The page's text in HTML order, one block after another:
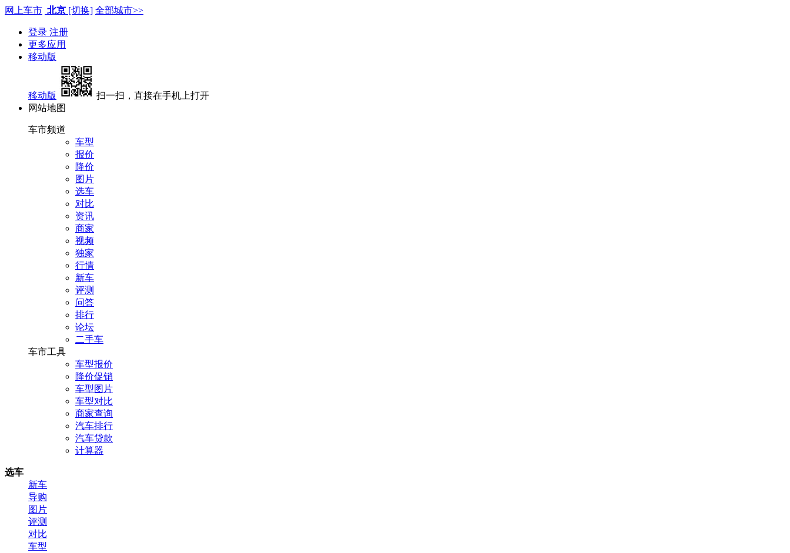
网上车市 北京 [切换] 全部城市>>
登录 注册
更多应用
移动版
移动版
扫一扫，直接在手机上打开
网站地图
车市频道
车型
报价
降价
图片
选车
对比
资讯
商家
视频
独家
行情
新车
评测
问答
排行
论坛
二手车
车市工具
车型报价
降价促销
车型图片
车型对比
商家查询
汽车排行
汽车贷款
计算器
选车
新车
导购
图片
评测
对比
车型